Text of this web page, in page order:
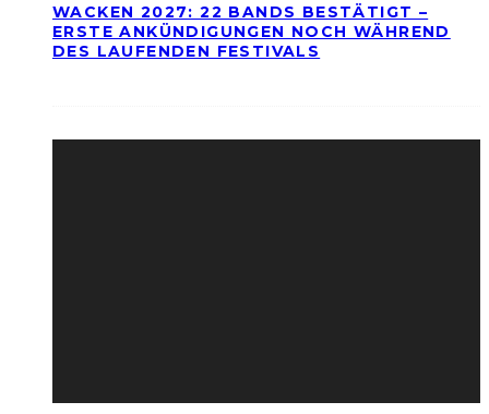
WACKEN 2027: 22 BANDS BESTÄTIGT –
ERSTE ANKÜNDIGUNGEN NOCH WÄHREND
DES LAUFENDEN FESTIVALS